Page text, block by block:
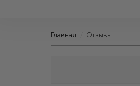
Главная Отзывы